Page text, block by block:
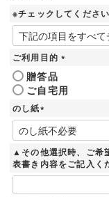
※チェックしてくださ
ご利用目的
必
須
贈答品
ご自宅用
のし紙
(
必
須
)
▲その他選択時、ご希
表書き内容をご記入く